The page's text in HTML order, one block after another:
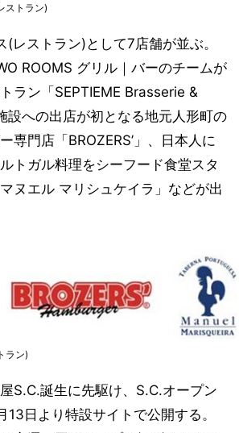
ストラン)
レストラン)として7店舗が並ぶ。
ROOMS グリル｜バーのチームが
ラン「SEPTIEME Brasserie &
設への出店が初となる地元人形町の
専門店「BROZERS’」、日本人に
トガル料理をシーフード食堂スタ
ヌエル マリシュケイラ」などが出
ラン)
S.C.誕生に先駆け、S.C.オープン
日より特設サイトで公開する。